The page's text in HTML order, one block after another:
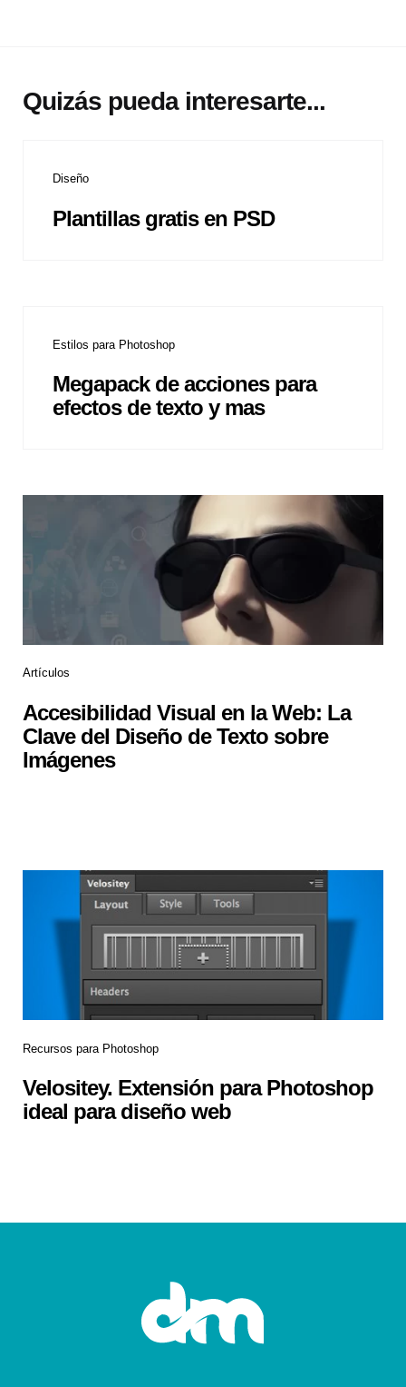
Quizás pueda interesarte...
Diseño
Plantillas gratis en PSD
Estilos para Photoshop
Megapack de acciones para
efectos de texto y mas
Artículos
Accesibilidad Visual en la Web: La
Clave del Diseño de Texto sobre
Imágenes
Recursos para Photoshop
Velositey. Extensión para Photoshop
ideal para diseño web